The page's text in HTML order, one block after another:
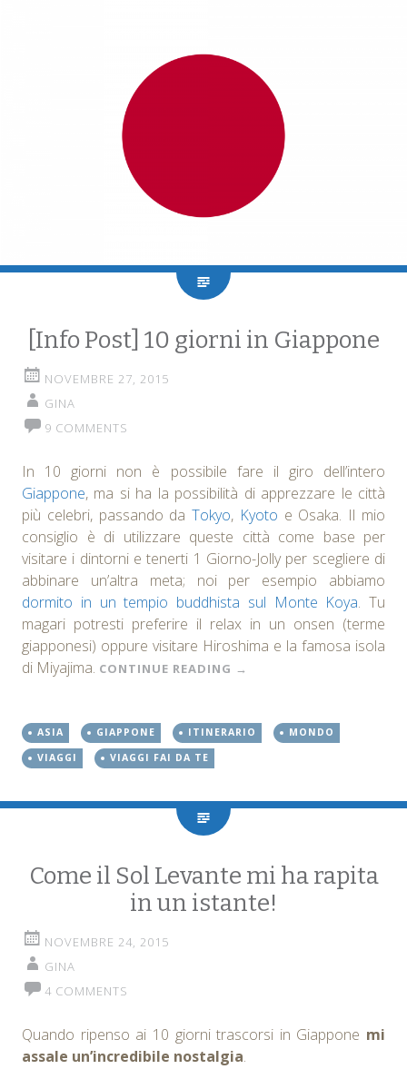
[Info Post] 10 giorni in Giappone
NOVEMBRE 27, 2015
GINA
9 COMMENTS
In 10 giorni non è possibile fare il giro dell’intero
Giappone, ma si ha la possibilità di apprezzare le città
più celebri, passando daTokyo, Kyoto e Osaka. Il mio
consiglio è di utilizzare queste città come base per
visitare i dintorni e tenerti 1 Giorno-Jolly per scegliere di
abbinare un’altra meta; noi per esempio abbiamo
dormito in un tempio buddhista sul Monte Koya. Tu
magari potresti preferire il relax in un onsen (terme
giapponesi) oppure visitare Hiroshima e la famosa isola
di Miyajima. CONTINUE READING →
ASIA GIAPPONE ITINERARIO
MONDO
VIAGGI
VIAGGI FAI DA TE
Come il Sol Levante mi ha rapita
in un istante!
NOVEMBRE 24, 2015
GINA
4 COMMENTS
Quando ripenso ai 10 giorni trascorsi in Giappone mi
assale un’incredibile nostalgia.